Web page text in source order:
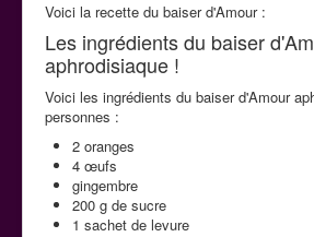
La cuisine
Voici la recette du baiser d'Amour :
Les ingrédients du baiser
aphrodisiaque !
Voici les ingrédients du baiser d'Amour
personnes :
2 oranges
4 œufs
gingembre
200 g de sucre
1 sachet de levure